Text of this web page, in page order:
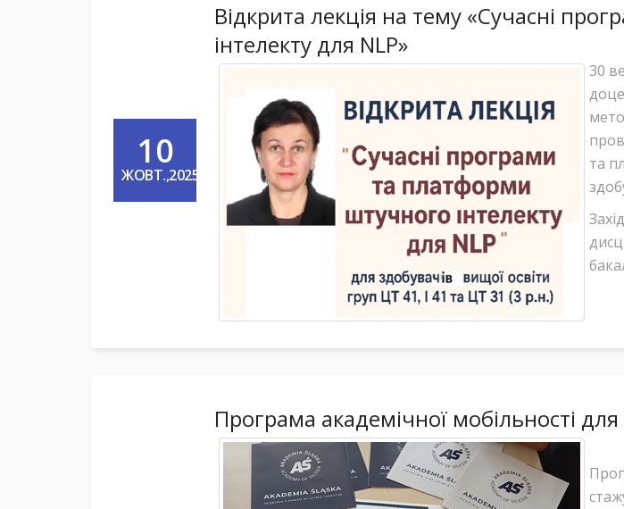
10
ЖОВТ.,2025
Відкрита лекція на тему «Сучасні
інтелекту для NLP»
30
та
Програма академічної мобільності для